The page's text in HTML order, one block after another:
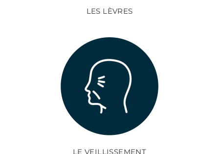
LES LÈVRES
LE VEILLISSEMENT